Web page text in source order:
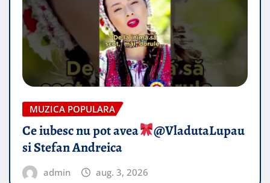
MUZICA POPULARA
Ce iubesc nu pot avea
​@VladutaLupau
si Stefan Andreica
admin aug. 3, 2026